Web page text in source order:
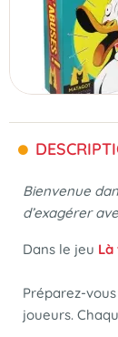
Bienvenue
d’exagérer
Dans le jeu Là
Préparez-
joueurs.